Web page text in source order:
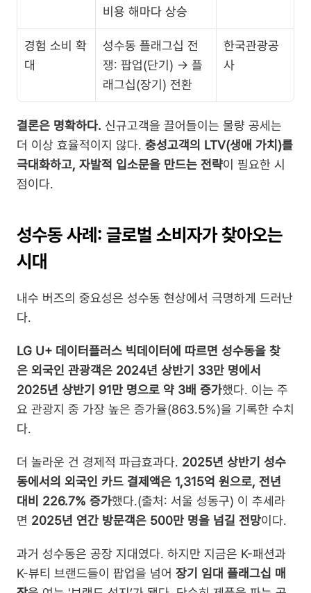
비용 해마다 상승
경험 소비 확
대
성수동 플래그십 전
쟁: 팝업(단기) → 플
래그십(장기) 전환
한국관광공
사
결론은 명확하다. 신규고객을 끌어들이는 물량 공세는
더 이상 효율적이지 않다. 충성고객의 LTV(생애 가치)를
극대화하고, 자발적 입소문을 만드는 전략이 필요한 시
점이다.
성수동 사례: 글로벌 소비자가 찾아오는
시대
내수 버즈의 중요성은 성수동 현상에서 극명하게 드러난
다.
LG U+ 데이터플러스 빅데이터에 따르면 성수동을 찾
은 외국인 관광객은 2024년 상반기 33만 명에서
2025년 상반기 91만 명으로 약 3배 증가했다. 이는 주
요 관광지 중 가장 높은 증가율(863.5%)을 기록한 수치
다.
더 놀라운 건 경제적 파급효과다. 2025년 상반기 성수
동에서의 외국인 카드 결제액은 1,315억 원으로, 전년
대비 226.7% 증가했다.(출처: 서울 성동구) 이 추세라
면 2025년 연간 방문객은 500만 명을 넘길 전망이다.
과거 성수동은 공장 지대였다. 하지만 지금은 K-패션과
K-뷰티 브랜드들이 팝업을 넘어 장기 임대 플래그십 매